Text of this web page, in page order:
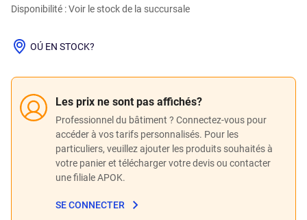
Disponibilité : Voir le stock de la succursale
Les prix ne sont pas affichés?
Professionnel du bâtiment ? Connectez-vous pour
accéder à vos tarifs personnalisés. Pour les
particuliers, veuillez ajouter les produits souhaités à
votre panier et télécharger votre devis ou contacter
une filiale APOK.
SE CONNECTER
OÚ EN STOCK?